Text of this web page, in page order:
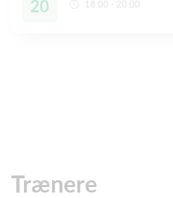
20 18:00 - 20:00
Trænere